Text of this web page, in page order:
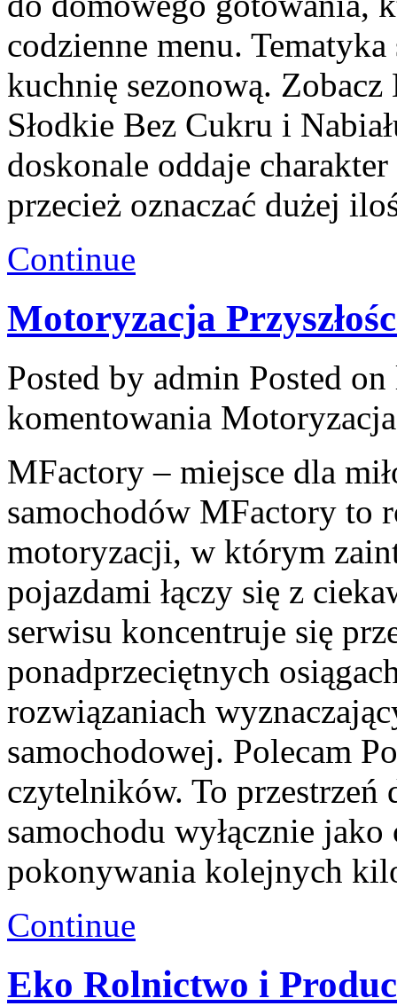
codzienne menu.
kuchnię sezonową.
Słodkie Bez Cukru i
doskonale oddaje
przecież oznaczać dużej
Continue
Motoryzacja
Posted by admin Posted
komentowania
MFactory – miejsce dla
samochodów MFactory to
motoryzacji, w którym
pojazdami łączy się z
serwisu koncentruje się
ponadprzeciętnych
rozwiązaniach
samochodowej. Polecam
czytelników. To
samochodu wyłącznie
pokonywania kolejnych
Continue
Eko Rolnictwo i